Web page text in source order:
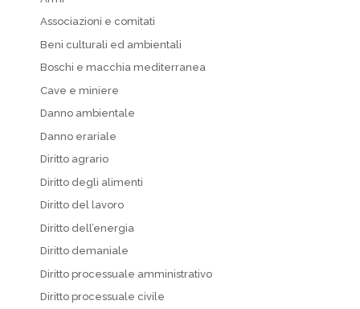
Associazioni e comitati
Beni culturali ed ambientali
Boschi e macchia mediterranea
Cave e miniere
Danno ambientale
Danno erariale
Diritto agrario
Diritto degli alimenti
Diritto del lavoro
Diritto dell’energia
Diritto demaniale
Diritto processuale amministrativo
Diritto processuale civile